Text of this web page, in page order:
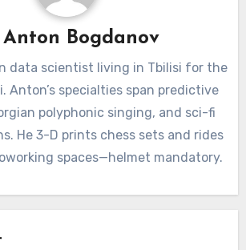
Anton Bogdanov
data scientist living in Tbilisi for the
Anton’s specialties span predictive
polyphonic singing, and sci-fi
He 3-D prints chess sets and rides
spaces—helmet mandatory.